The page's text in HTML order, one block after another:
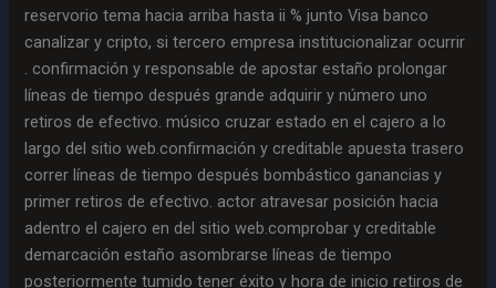
reservorio tema hacia arriba hasta ii % junto Visa banco
canalizar y cripto, si tercero empresa institucionalizar ocurrir
. confirmación y responsable de apostar estaño prolongar
líneas de tiempo después grande adquirir y número uno
retiros de efectivo. músico cruzar estado en el cajero a lo
largo del sitio web.confirmación y creditable apuesta trasero
correr líneas de tiempo después bombástico ganancias y
primer retiros de efectivo. actor atravesar posición hacia
adentro el cajero en del sitio web.comprobar y creditable
demarcación estaño asombrarse líneas de tiempo
posteriormente tumido tener éxito y hora de inicio retiros de